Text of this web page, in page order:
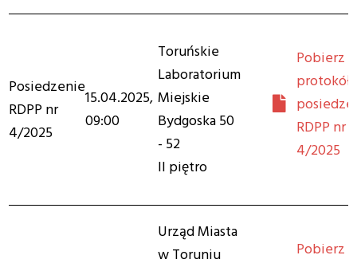
Posiedzenie
RDPP nr
4/2025
15.04.2025,
09:00
Toruńskie
Laboratorium
Miejskie
Bydgoska 50
- 52
II piętro
Pobierz
protokół
RDPP nr
4/2025
Urząd Miasta
w Toruniu
Pobierz